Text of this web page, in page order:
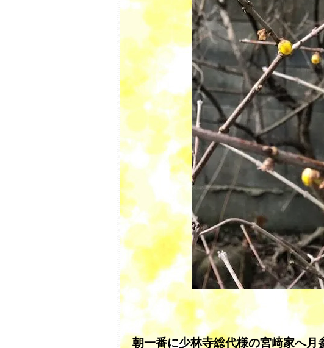
朝一番に少林寺総代様の宮﨑家へ月